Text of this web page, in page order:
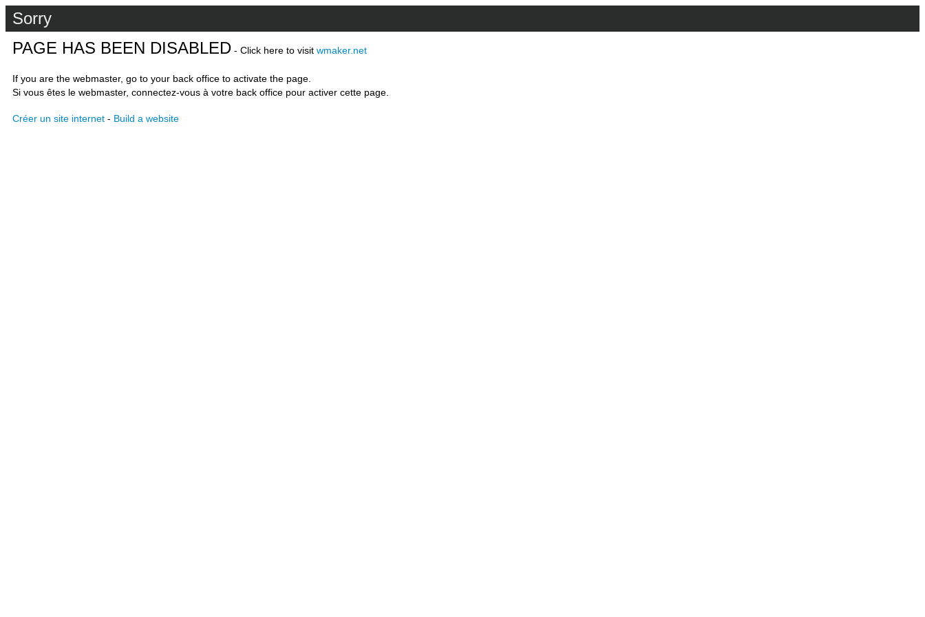
Sorry
PAGE HAS BEEN DISABLED - Click here to visit wmaker.net
If you are the webmaster, go to your back office to activate the page.
Si vous êtes le webmaster, connectez-vous à votre back office pour activer cette page.
Créer un site internet - Build a website